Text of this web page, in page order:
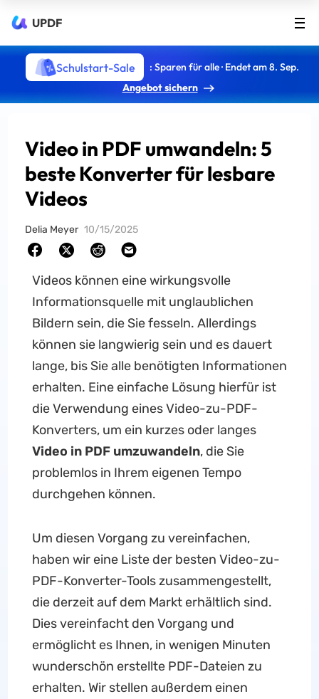
UPDF
Schulstart-Sale
: Sparen für alle · Endet am 8. Sep.
Angebot sichern
Video in PDF umwandeln: 5
beste Konverter für lesbare
Videos
Delia Meyer 10/15/2025
Videos können eine wirkungsvolle
Informationsquelle mit unglaublichen
Bildern sein, die Sie fesseln. Allerdings
können sie langwierig sein und es dauert
lange, bis Sie alle benötigten Informationen
erhalten. Eine einfache Lösung hierfür ist
die Verwendung eines Video-zu-PDF-
Konverters, um ein kurzes oder langes
Video in PDF umzuwandeln, die Sie
problemlos in Ihrem eigenen Tempo
durchgehen können.
Um diesen Vorgang zu vereinfachen,
haben wir eine Liste der besten Video-zu-
PDF-Konverter-Tools zusammengestellt,
die derzeit auf dem Markt erhältlich sind.
Dies vereinfacht den Vorgang und
ermöglicht es Ihnen, in wenigen Minuten
wunderschön erstellte PDF-Dateien zu
erhalten. Wir stellen außerdem einen